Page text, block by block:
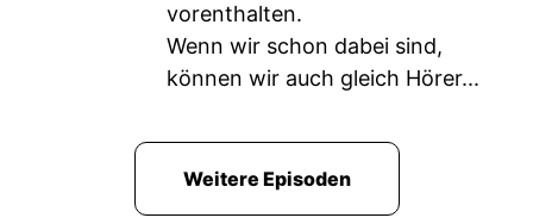
vorenthalten.
Wenn wir schon dabei sind,
können wir auch gleich Hörer...
Weitere Episoden